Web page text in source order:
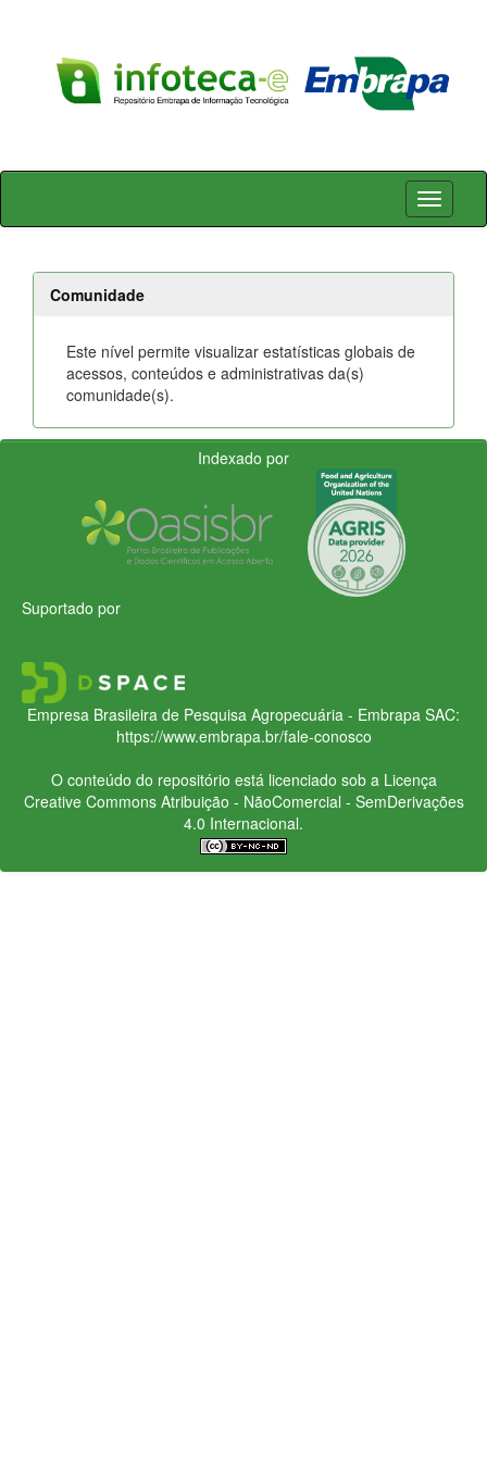
Skip
Comunidade
Este nível permite visualizar estatísticas globais de
acessos, conteúdos e administrativas da(s)
comunidade(s).
Indexado por
Suportado por
Empresa Brasileira de Pesquisa Agropecuária - Embrapa SAC:
https://www.embrapa.br/fale-conosco
O conteúdo do repositório está licenciado sob a Licença
Creative CommonsAtribuição - NãoComercial - SemDerivações
4.0 Internacional.